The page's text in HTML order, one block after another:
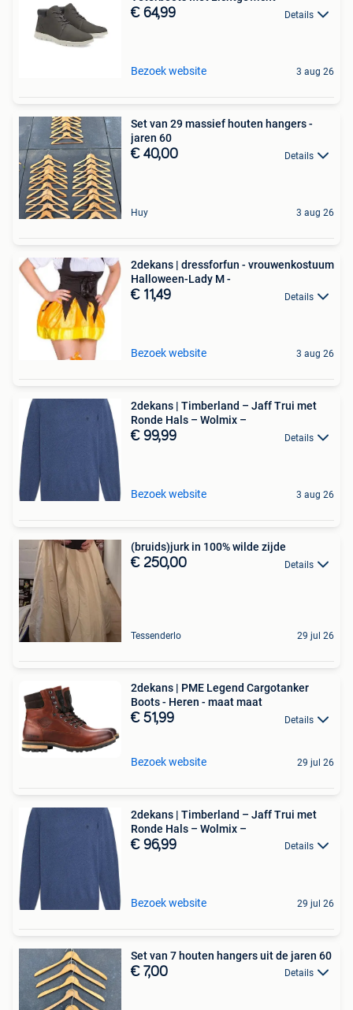
€ 64,99 Details
Bezoek website 3 aug 26
Set van 29 massief houten hangers -
jaren 60
€ 40,00 Details
Huy 3 aug 26
2dekans | dressforfun - vrouwenkostuum
Halloween-Lady M -
€ 11,49 Details
Bezoek website 3 aug 26
2dekans | Timberland – Jaff Trui met
Ronde Hals – Wolmix –
€ 99,99 Details
Bezoek website 3 aug 26
(bruids)jurk in 100% wilde zijde
€ 250,00 Details
Tessenderlo 29 jul 26
2dekans | PME Legend Cargotanker
Boots - Heren - maat maat
€ 51,99 Details
Bezoek website 29 jul 26
2dekans | Timberland – Jaff Trui met
Ronde Hals – Wolmix –
€ 96,99 Details
Bezoek website 29 jul 26
Set van 7 houten hangers uit de jaren 60
€ 7,00 Details